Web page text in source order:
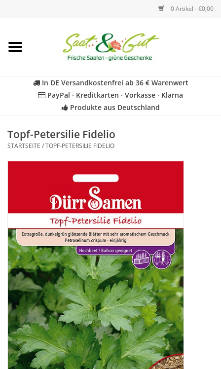
0 Artikel - €0,00
Startseite
Kräuter
Geschenkideen
Katalog
In DE Versandkostenfrei ab 36 € Warenwert
PayPal · Kreditkarten · Vorkasse · Klarna
Produkte aus Deutschland
Topf-Petersilie Fidelio
STARTSEITE /TOPF-PETERSILIE FIDELIO